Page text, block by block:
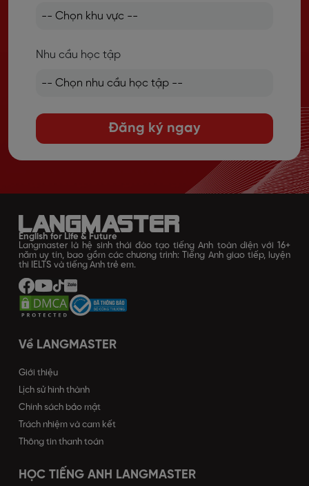
Nhu cầu học tập
Đăng ký ngay
English for Life & Future
Langmaster là hệ sinh thái đào tạo tiếng Anh toàn diện với 16+
năm uy tín, bao gồm các chương trình: Tiếng Anh giao tiếp, luyện
thi IELTS và tiếng Anh trẻ em.
Về LANGMASTER
Giới thiệu
Lịch sử hình thành
Chính sách bảo mật
Trách nhiệm và cam kết
Thông tin thanh toán
HỌC TIẾNG ANH LANGMASTER